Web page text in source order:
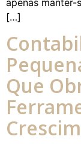
[…]
Que